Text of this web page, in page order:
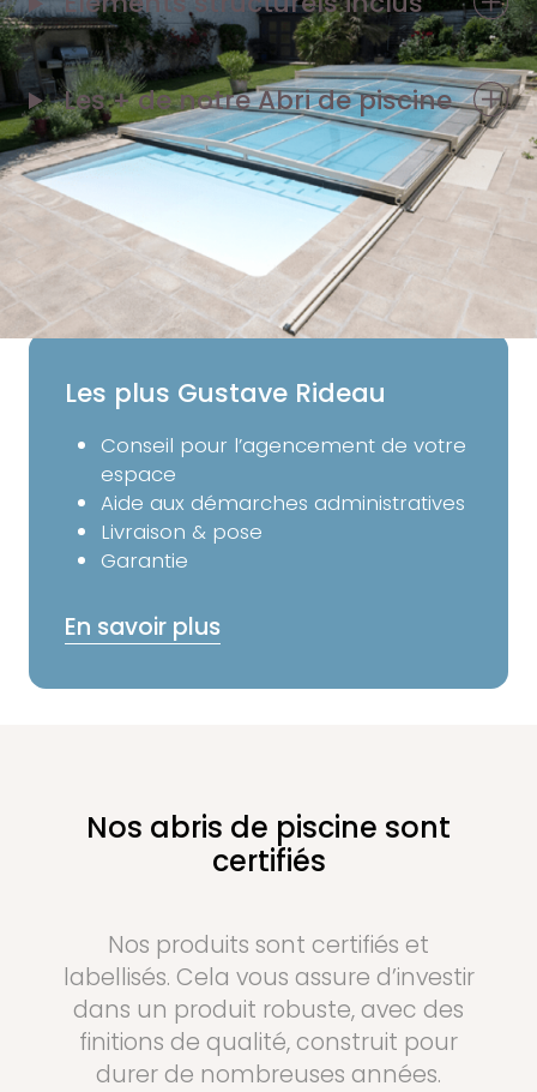
Les + de notreAbri de piscine
*Exemple de prix en € TTC livré et posé, correspondant
à une réalisation sur-mesure et selon caractéristiques
citées, sous réserve de l’accessibilité et du lieu de
pose.
Les plus Gustave Rideau
Conseil pour l’agencement de votre
espace
Aide aux démarches administratives
Livraison & pose
Garantie
En savoir plus
Nos abris de piscine sont
certifiés
Nos produits sont certifiés et
labellisés. Cela vous assure d’investir
dans un produit robuste, avec des
finitions de qualité, construit pour
durer de nombreuses années.